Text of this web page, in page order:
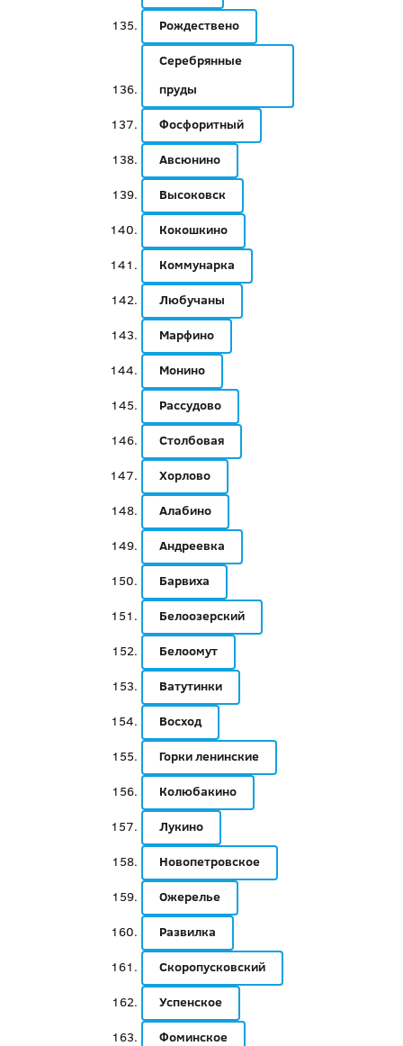
Рождествено
Серебрянные
пруды
Фосфоритный
Авсюнино
Высоковск
Кокошкино
Коммунарка
Любучаны
Марфино
Монино
Рассудово
Столбовая
Хорлово
Алабино
Андреевка
Барвиха
Белоозерский
Белоомут
Ватутинки
Восход
Горки ленинские
Колюбакино
Лукино
Новопетровское
Ожерелье
Развилка
Скоропусковский
Успенское
Фоминское